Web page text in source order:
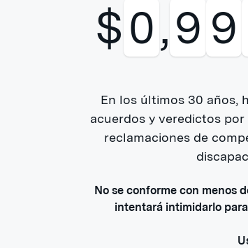
$0,9 9
En los últimos 30 años,
acuerdos y veredictos
reclamaciones de
No se conforme con menos
intentará intimidarlo